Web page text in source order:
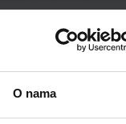
O nama